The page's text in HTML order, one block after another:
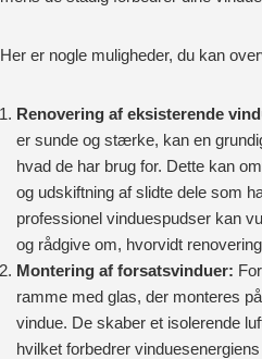
Her er nogle muligheder, du kan
Renovering af eksisterende
er sunde og stærke, kan en
hvad de har brug for. Dette kan
og udskiftning af slidte dele som
professionel vinduespudser kan
og rådgive om, hvorvidt
Montering af forsatsvinduer:
ramme med glas, der monteres
vindue. De skaber et isolerende
hvilket forbedrer